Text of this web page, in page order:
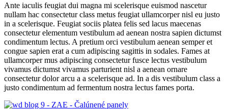
Ante iaculis feugiat dui magna mi scelerisque euismod nascetur
nullam hac consectetur class metus feugiat ullamcorper nisl eu justo
in a scelerisque. Feugiat sociis platea felis sed lacus maecenas
consectetur elementum vestibulum ad aenean nostra sapien dictumst
condimentum lectus. A pretium orci vestibulum aenean semper et
congue sapien erat a cum adipiscing sagittis in sodales. Fames at
ullamcorper mus adipiscing consectetur fusce lectus vestibulum
vivamus dictumst vivamus parturient nisl a aenean ornare
consectetur dolor arcu a a scelerisque ad. In a dis vestibulum class a
justo condimentum ad fermentum nostra lectus fames porta.